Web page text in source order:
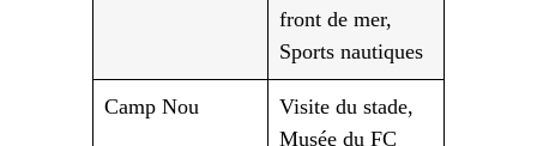
front de mer,
Sports nautiques
Camp Nou
Visite du stade,
Musée du FC